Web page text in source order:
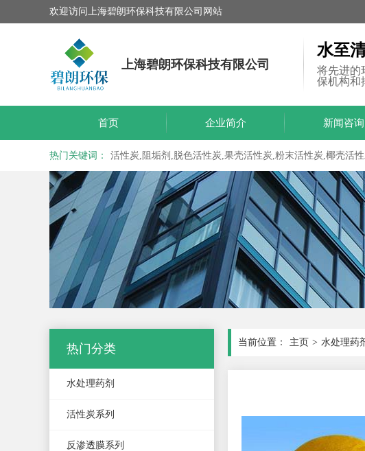
欢迎访问上海碧朗环保科技有限公司网站
上海碧朗环保科技有限公司
水至
将先进的
保机构和
首页 企业简介 新闻咨询
热门关键词： 活性炭,阻垢剂,脱色活性炭,果壳活性炭,粉末活性炭,椰壳活
热门分类
水处理药剂
活性炭系列
反渗透膜系列
当前位置： 主页 > 水处理药